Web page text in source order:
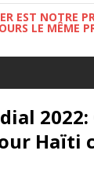
EST NOTRE
LE MÊME
Haïti